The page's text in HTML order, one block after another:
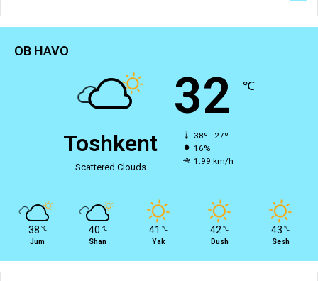
OB HAVO
Toshkent
Scattered Clouds
32 ℃
38º - 27º
16%
1.99 km/h
38 ℃
Jum
40 ℃
Shan
41 ℃
Yak
42 ℃
Dush
43 ℃
Sesh